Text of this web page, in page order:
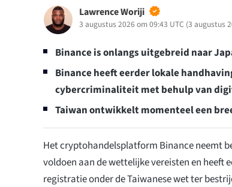
Lawrence Woriji
3 augustus 2026 om 09:43 UTC (3 augustus
Binance is onlangs uitgebreid naar
Binance heeft eerder lokale
cybercriminaliteit met behulp van
Taiwan ontwikkelt momenteel een
Het cryptohandelsplatform Binance neemt
voldoen aan de wettelijke vereisten en heeft
registratie onder de Taiwanese wet ter